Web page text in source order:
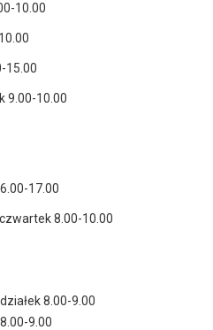
10.00
15.00
9.00-10.00
17.00
8.00-10.00
8.00-9.00
9.00